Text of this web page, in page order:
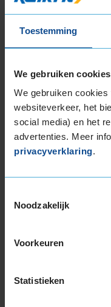
Toestemming
We gebruiken
We gebruiken
websiteverkeer, het
social media) en het
advertenties. Meer
privacyverklaring.
Noodzakelijk
Voorkeuren
Statistieken
Beschikbare
16-inch banden
185/50R16 85H
195/45R16 84H
195/45R16 84V
195/50R16 88V
195/55R16 91V
195/60R16 93V
205/45R16 87W
205/60R16 96V
215/70R16 100H